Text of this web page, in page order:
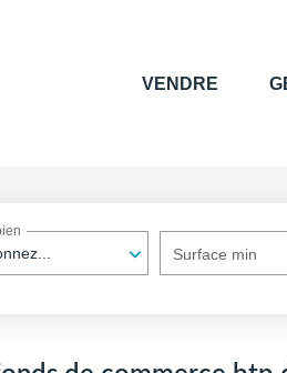
VENDRE
Surface min